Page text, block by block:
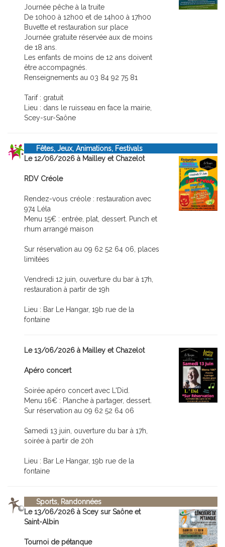
Journée pêche à la truite
De 10h00 à 12h00 et de 14h00 à 17h00
Buvette et restauration sur place
Journée gratuite réservée aux de moins
de 18 ans.
Les enfants de moins de 12 ans doivent
être accompagnés.
Renseignements au 03 84 92 75 81
Tarif : gratuit
Lieu : dans le ruisseau en face la mairie,
Scey-sur-Saône
Fêtes, Jeux, Animations, Festivals
Le 12/06/2026 à Mailley et Chazelot
RDV Créole
Rendez-vous créole : restauration avec
974 Léla
Menu 15€ : entrée, plat, dessert. Punch et
rhum arrangé maison
Sur réservation au 09 62 52 64 06, places
limitées
Vendredi 12 juin, ouverture du bar à 17h,
restauration à partir de 19h
Lieu : Bar Le Hangar, 19b rue de la
fontaine
Le 13/06/2026 à Mailley et Chazelot
Apéro concert
Soirée apéro concert avec L'Did.
Menu 16€ : Planche à partager, dessert.
Sur réservation au 09 62 52 64 06
Samedi 13 juin, ouverture du bar à 17h,
soirée à partir de 20h
Lieu : Bar Le Hangar, 19b rue de la
fontaine
Sports, Randonnées
Le 13/06/2026 à Scey sur Saône et
Saint-Albin
Tournoi de pétanque